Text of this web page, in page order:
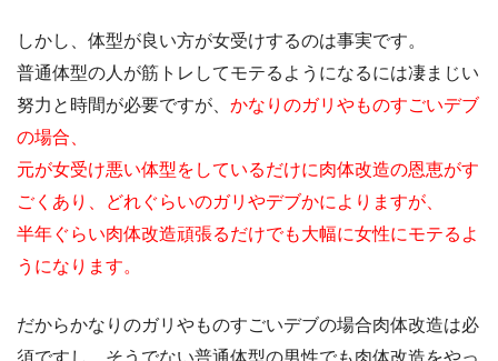
しかし、体型が良い方が女受けするのは事実です。
普通体型の人が筋トレしてモテるようになるには凄まじい
努力と時間が必要ですが、 かなりのガリやものすごいデブ
の場合、
元が女受け悪い体型をしているだけに肉体改造の恩恵がす
ごくあり、どれぐらいのガリやデブかによりますが、
半年ぐらい肉体改造頑張るだけでも大幅に女性にモテるよ
うになります。
だからかなりのガリやものすごいデブの場合肉体改造は必
須ですし、そうでない普通体型の男性でも肉体改造をやっ